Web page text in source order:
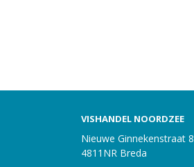
VISHANDEL NOORDZEE
Nieuwe Ginnekenstraat 8
4811NR Breda